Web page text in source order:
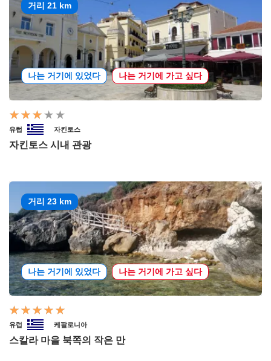
거리 21 km
나는 거기에 있었다 나는 거기에 가고 싶다
유럽 자킨토스
자킨토스 시내 관광
거리 23 km
나는 거기에 있었다 나는 거기에 가고 싶다
유럽 케팔로니아
스칼라 마을 북쪽의 작은 만